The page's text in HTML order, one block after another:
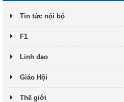
Tin tức nội bộ
F1
Linh đạo
Giáo Hội
Thế giới